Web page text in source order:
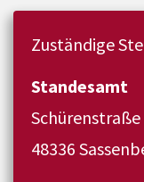
Zuständige
Standesamt
Schürenstraße
48336